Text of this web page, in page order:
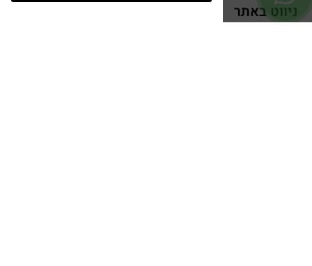
ניווט באתר
אודות